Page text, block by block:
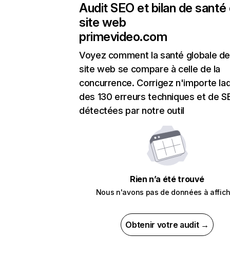
Audit SEO et bilan de santé
site web
primevideo.com
Voyez comment la santé globale
site web se compare à celle de la
concurrence. Corrigez n'importe
des 130 erreurs techniques et de
détectées par notre outil
Rien n’a été trouvé
Nous n'avons pas de données à
Obtenir votre audit →